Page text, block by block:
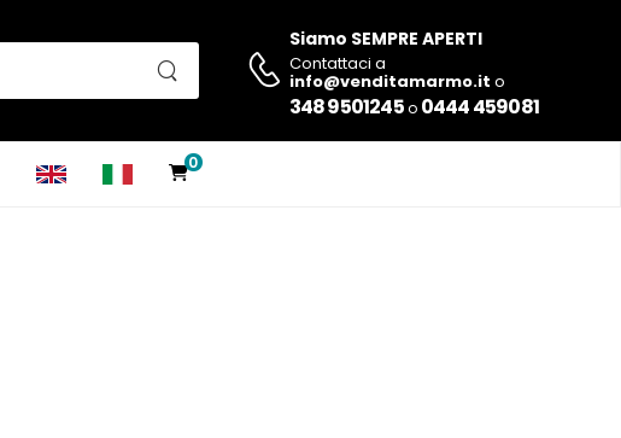
Siamo SEMPRE APERTI
Contattaci a
info@venditamarmo.it o
348 9501245o 0444 459081
0